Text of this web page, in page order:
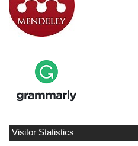
Visitor Statistics